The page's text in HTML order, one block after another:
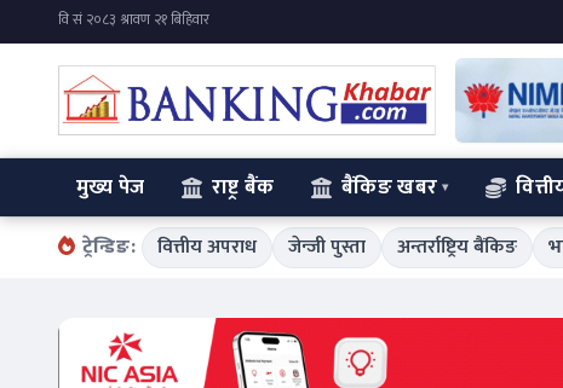
मुख्य पेज राष्ट्र बैंक बैंकिङ खबर
ट्रेन्डिङ: वित्तीय अपराध जेन्जी पुस्ता अन्तर्राष्ट्रिय बैंकिङ